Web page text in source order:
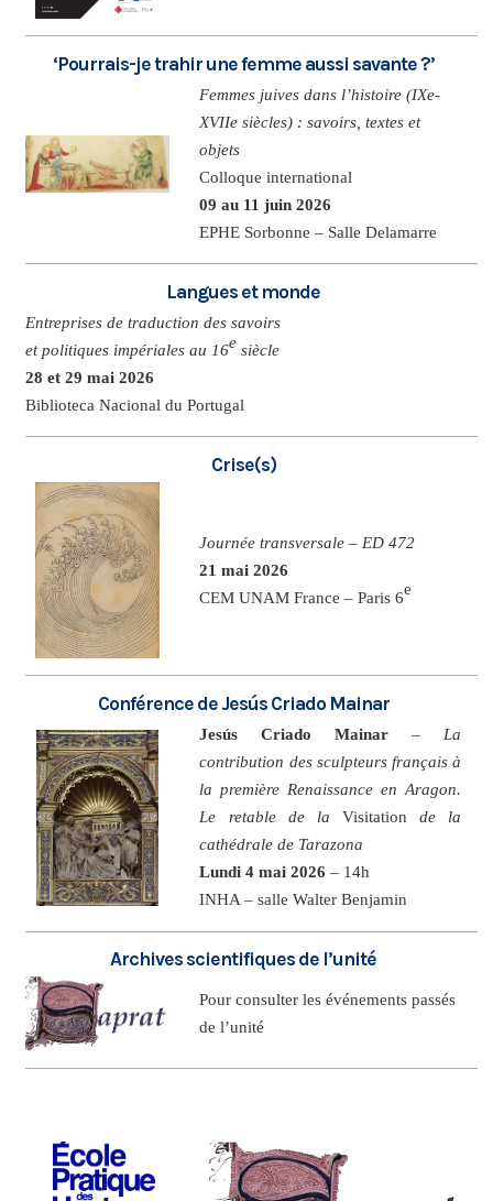
‘Pourrais-je trahir une femme aussi savante ?’
Femmes juives dans l’histoire (IXe-
XVIIe siècles) : savoirs, textes et
objets
Colloque international
09 au 11 juin 2026
EPHE Sorbonne – Salle Delamarre
Langues et monde
Entreprises de traduction des savoirs
et politiques impériales au 16e siècle
28 et 29 mai 2026
Biblioteca Nacional du Portugal
Crise(s)
Journée transversale – ED 472
21 mai 2026
CEM UNAM France – Paris 6e
Conférence de Jesús Criado Mainar
Jesús Criado Mainar – La
contribution des sculpteurs français à
la première Renaissance en Aragon.
Le retable de la Visitation de la
cathédrale de Tarazona
Lundi 4 mai 2026 – 14h
INHA – salle Walter Benjamin
Archives scientifiques de l’unité
Pour consulter les événements passés
de l’unité